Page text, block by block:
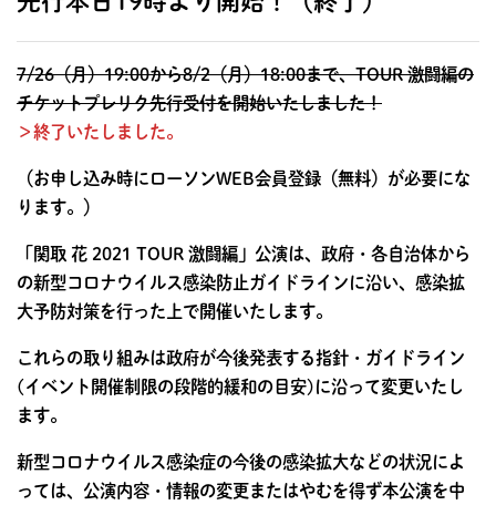
7/26（月）19:00から8/2（月）18:00まで、TOUR 激闘編の
チケットプレリク先行受付を開始いたしました！
＞終了いたしました。
（お申し込み時にローソンWEB会員登録（無料）が必要にな
ります。）
「関取 花 2021 TOUR 激闘編」公演は、政府・各自治体から
の新型コロナウイルス感染防止ガイドラインに沿い、感染拡
大予防対策を行った上で開催いたします。
これらの取り組みは政府が今後発表する指針・ガイドライン
(イベント開催制限の段階的緩和の目安)に沿って変更いたし
ます。
新型コロナウイルス感染症の今後の感染拡大などの状況によ
っては、公演内容・情報の変更またはやむを得ず本公演を中